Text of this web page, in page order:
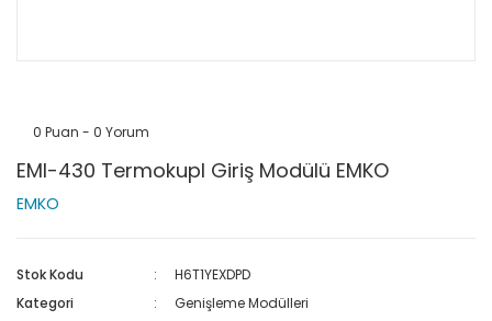
0 Puan - 0 Yorum
EMI-430 Termokupl Giriş Modülü EMKO
EMKO
Stok Kodu
H6T1YEXDPD
Kategori
Genişleme Modülleri